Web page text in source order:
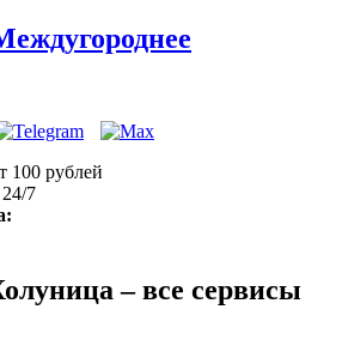
100 рублей
24/7
– все сервисы